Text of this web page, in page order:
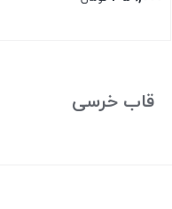
قاب خرسی